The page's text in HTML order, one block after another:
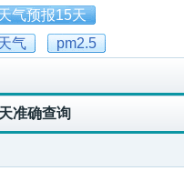
气预报15天
气 pm2.5
准确查询